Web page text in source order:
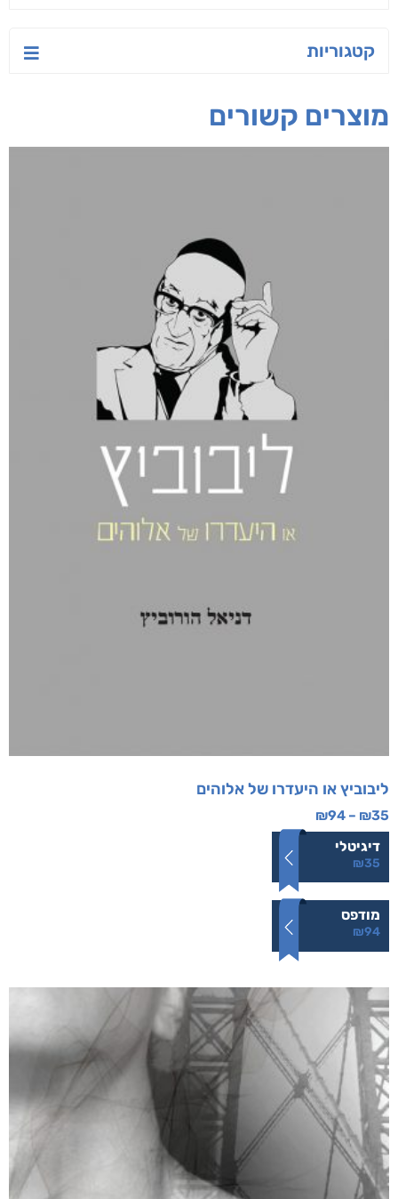
קטגוריות
מוצרים קשורים
ליבוביץ או היעדרו של אלוהים
₪35
–
₪94
דיגיטלי
₪35
מודפס
₪94